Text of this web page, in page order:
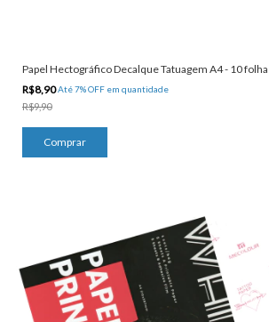
Papel Hectográfico Decalque Tatuagem A4 - 10
R$8,90Até 7% OFF em quantidade
R$9,90